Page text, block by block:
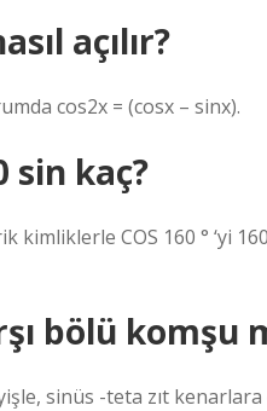
açılır?
cos2x = (cosx – sinx).
sin kaç?
kimliklerle COS 160 ° ‘yi
bölü komşu
sinüs -teta zıt